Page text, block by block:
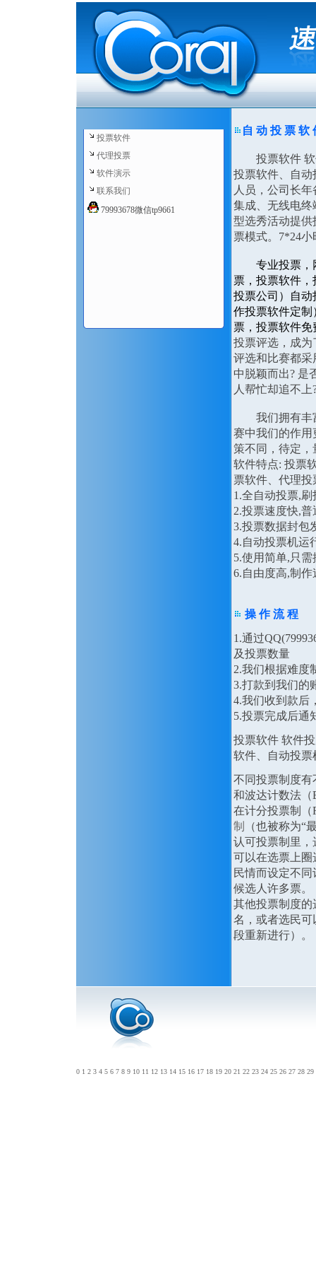
投票软件
代理投票
软件演示
联系我们
79993678微信tp9661
自 动 投 票 软
投票软件 软
投票软件、自
人员，公司长
集成、无线电终
型选秀活动提
票模式。7*24
专业投票，
票，投票软件
投票公司）自
作投票软件定制
票，投票软件免
投票评选，成
评选和比赛都
中脱颖而出? 是
人帮忙却追不上
我们拥有丰富
赛中我们的作
策不同，待定，
软件特点: 投票
票软件、代理投
1.全自动投票,
2.投票速度快,
3.投票数据封包
4.自动投票机运
5.使用简单,只
6.自由度高,制
操 作 流 程
1.通过
及投票数量
2.我们根据难度
3.打款到我们的
4.我们收到款后
5.投票完成后通
投票软件 软件
软件、自动投
不同投票制度
和波达计数法（
在计分投票制（
制
（也被称为“
认可投票制里
可以在选票上
民情而设定不
候选人许多票。
其他投票制度
名，或者选民
段重新进行）。
0 1 2 3 4 5 6 7 8 9 10 11 12 13 14 15 16 17 18 19 20 21 22 23 24 25 26 27 28 29